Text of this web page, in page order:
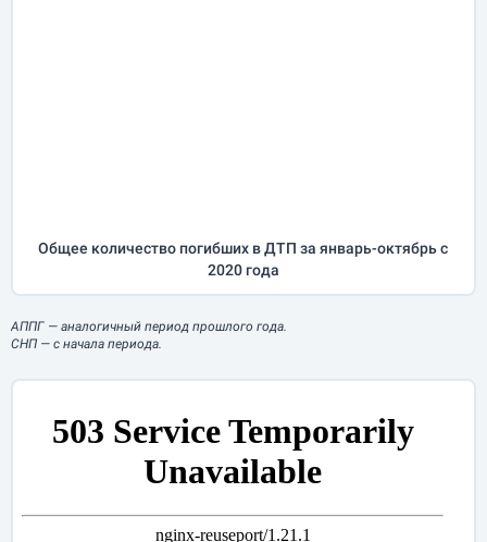
Общее количество погибших в ДТП заянварь-октябрьс
2020 года
АППГ — аналогичный период прошлого года.
СНП — с начала периода.